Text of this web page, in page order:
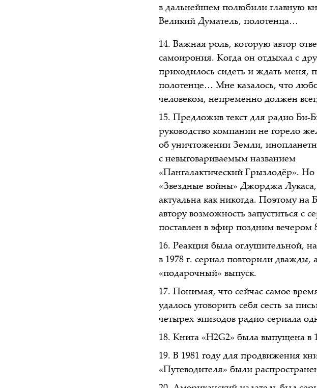
в дальнейшем полюбили главную
Великий Думатель, полотенца…
Важная роль, которую автор
самоирония. Когда он отдыхал с
приходилось сидеть и ждать меня,
полотенце… Мне казалось, что
человеком, непременно должен
Предложив текст для радио Би-
руководство компании не горело
об уничтожении Земли,
с невыговариваемым названием
«Пангалактический Грызлодёр».
«Звездные войны» Джорджа
актуальна как никогда. Поэтому
автору возможность запуститься с
поставлен в эфир поздним вечером
Реакция была оглушительной,
в 1978 г. сериал повторили
«подарочный» выпуск.
Понимая, что сейчас самое
удалось уговорить себя сесть за
четырех эпизодов радио-сериала
Книга «H2G2» была выпущена в
В 1981 году для продвижения
«Путеводителя» были